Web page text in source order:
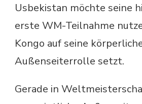
Usbekistan möchte seine
erste WM-Teilnahme
Kongo auf seine
Außenseiterrolle setzt.
Gerade in